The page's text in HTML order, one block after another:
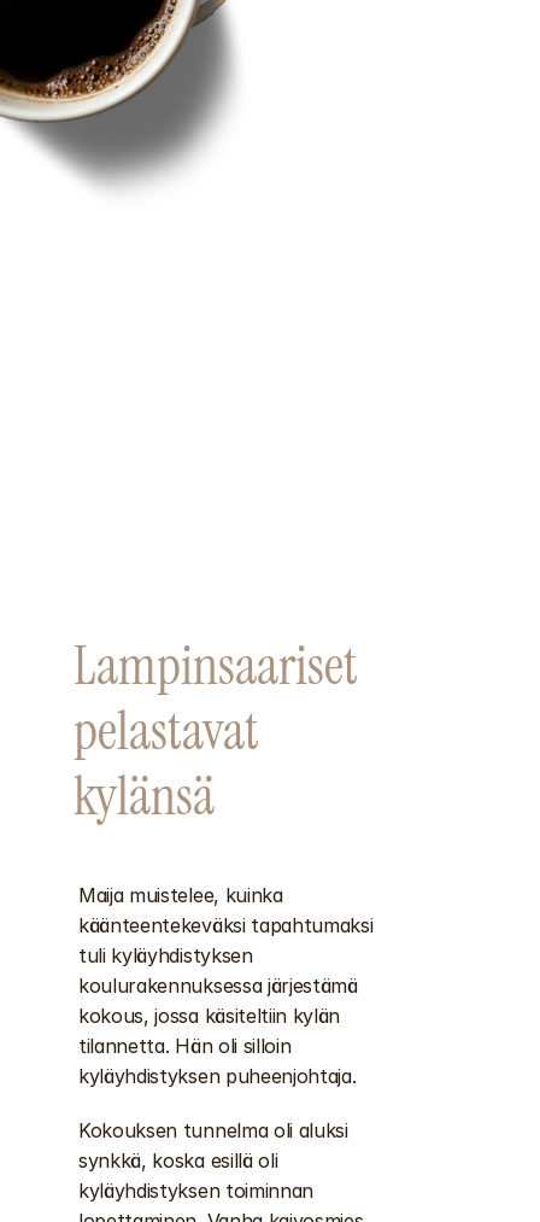
Lampinsaariset
pelastavat
kylänsä
Maija muistelee, kuinka
käänteentekeväksi tapahtumaksi
tuli kyläyhdistyksen
koulurakennuksessa järjestämä
kokous, jossa käsiteltiin kylän
tilannetta. Hän oli silloin
kyläyhdistyksen puheenjohtaja.
Kokouksen tunnelma oli aluksi
synkkä, koska esillä oli
kyläyhdistyksen toiminnan